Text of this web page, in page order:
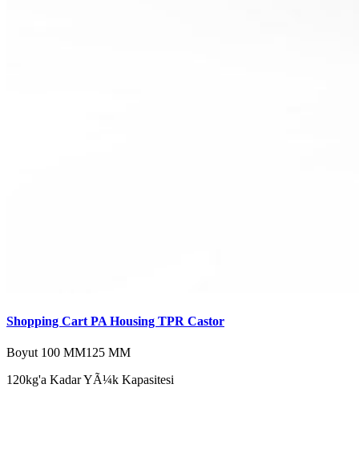
Shopping Cart PA Housing TPR Castor
Boyut 100 MM125 MM
120kg'a Kadar YÃ¼k Kapasitesi